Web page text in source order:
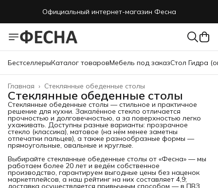
Официальный интернет-магазин Фесна
БестселлерыКаталог товаровМебель под заказСтол Гидра
Стеклянные обеденные столы
Главная ›
Стеклянные обеденные столы
Стеклянные обеденные столы — стильное и практичное
решение для кухни. Закалённое стекло отличается
прочностью и долговечностью, а за поверхностью легко
ухаживать. Доступны разные варианты: прозрачное
стекло (классика), матовое (на нём менее заметны
отпечатки пальцев), а также разнообразные формы —
прямоугольные, овальные и круглые.
Выбирайте стеклянные обеденные столы от «Фесна» — мы
работаем более 20 лет и ведём собственное
производство, гарантируем выгодные цены без наценок
маркетплейсов, а наш рейтинг на них составляет 4,9;
доставка осуществляется привычным способом — в ПВЗ